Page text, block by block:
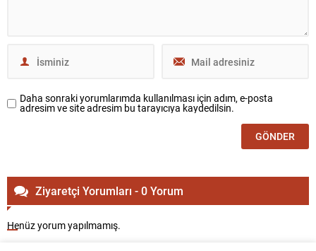
Daha sonraki yorumlarımda kullanılması için adım, e-posta
adresim ve site adresim bu tarayıcıya kaydedilsin.
Ziyaretçi Yorumları - 0 Yorum
Henüz yorum yapılmamış.